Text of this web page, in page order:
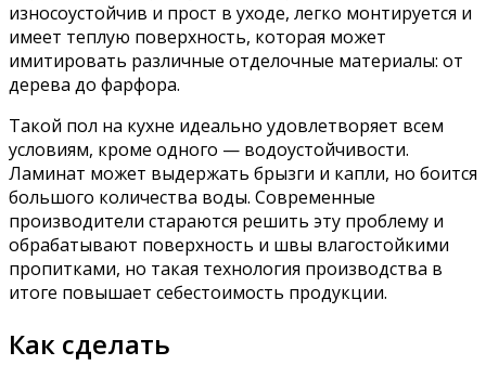
износоустойчив и прост в уходе, легко монтируется и
имеет теплую поверхность, которая может
имитировать различные отделочные материалы: от
дерева до фарфора.
Такой пол на кухне идеально удовлетворяет всем
условиям, кроме одного — водоустойчивости.
Ламинат может выдержать брызги и капли, но боится
большого количества воды. Современные
производители стараются решить эту проблему и
обрабатывают поверхность и швы влагостойкими
пропитками, но такая технология производства в
итоге повышает себестоимость продукции.
Как сделать